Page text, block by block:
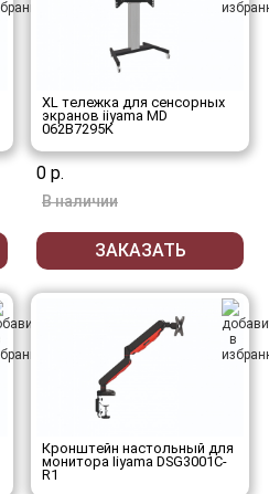
XL тележка для сенсорных
экранов iiyama MD
062B7295K
0 р.
В наличии
ЗАКАЗАТЬ
Кронштейн настольный для
монитора Iiyama DSG3001C-
R1